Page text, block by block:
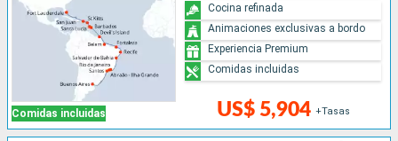
Comidas incluidas US$ 5,904 +Tasas
Cocina refinada
Animaciones exclusivas a bordo
Experiencia Premium
Comidas incluidas